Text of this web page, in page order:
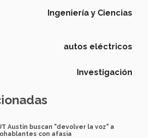
Ingeniería y Ciencias
autos eléctricos
Investigación
Austin buscan "devolver la voz" a
con afasia